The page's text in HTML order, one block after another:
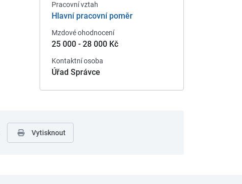
Pracovní vztah
Hlavní pracovní poměr
Mzdové ohodnocení
25 000 - 28 000 Kč
Kontaktní osoba
Úřad Správce
Vytisknout